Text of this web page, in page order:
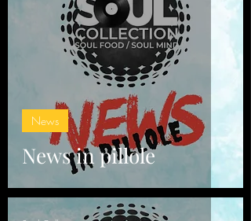
News in pillole
News